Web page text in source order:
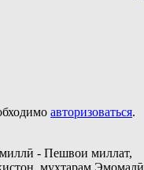
авторизоваться.
миллӣ - Пешвои миллат,